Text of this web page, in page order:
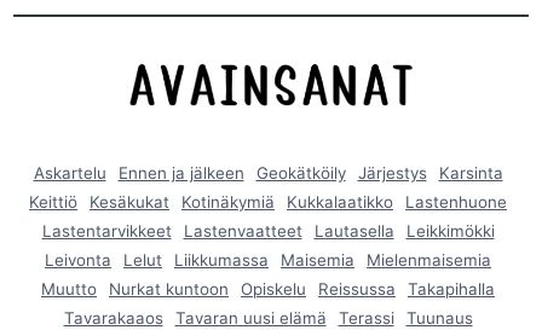
Askartelu Ennen ja jälkeen Geokätköily Järjestys
Karsinta
Keittiö
Kesäkukat Kotinäkymiä Kukkalaatikko
Lastenhuone
Lastentarvikkeet
Lastenvaatteet Lautasella
Leikkimökki
Leivonta
Lelut Liikkumassa Maisemia
Mielenmaisemia
Muutto
Nurkat kuntoon Opiskelu Reissussa
Takapihalla
Tavarakaaos
Tavaran uusi elämä Terassi
Tuunaus